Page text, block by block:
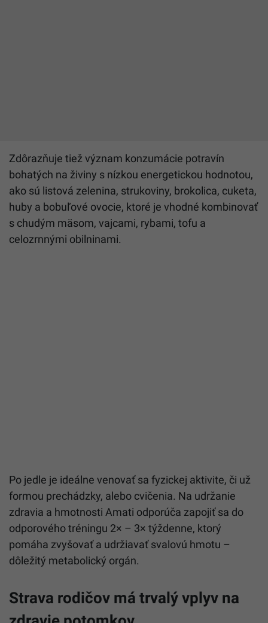
Zdôrazňuje tiež význam konzumácie potravín
bohatých na živiny s nízkou energetickou hodnotou,
ako sú listová zelenina, strukoviny, brokolica, cuketa,
huby a bobuľové ovocie, ktoré je vhodné kombinovať
s chudým mäsom, vajcami, rybami, tofu a
celozrnnými obilninami.
Po jedle je ideálne venovať sa fyzickej aktivite, či už
formou prechádzky, alebo cvičenia. Na udržanie
zdravia a hmotnosti Amati odporúča zapojiť sa do
odporového tréningu 2× – 3× týždenne, ktorý
pomáha zvyšovať a udržiavať svalovú hmotu –
dôležitý metabolický orgán.
Strava rodičov má trvalý vplyv na